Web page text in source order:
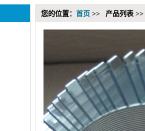
您的位置： 首页 >> 产品列表